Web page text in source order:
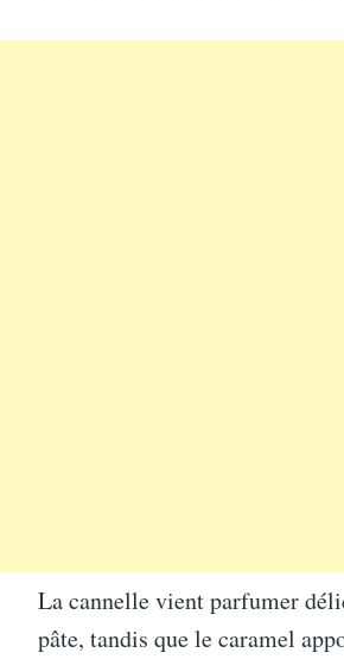
La cannelle vient parfumer
pâte, tandis que le caramel